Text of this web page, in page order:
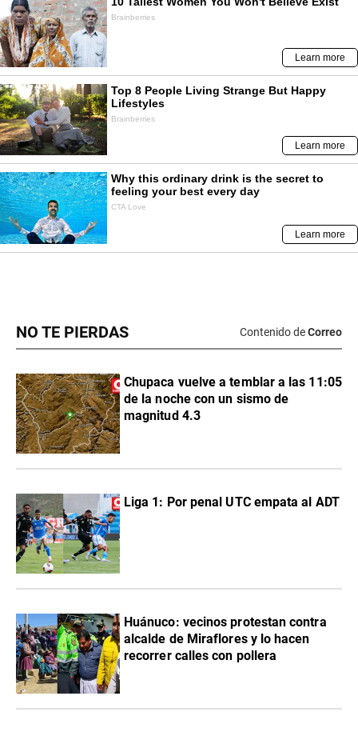
NO TE PIERDAS Contenido deCorreo
Chupaca vuelve a temblar a las 11:05
de la noche con un sismo de
magnitud 4.3
Liga 1: Por penal UTC empata al ADT
Huánuco: vecinos protestan contra
alcalde de Miraflores y lo hacen
recorrer calles con pollera